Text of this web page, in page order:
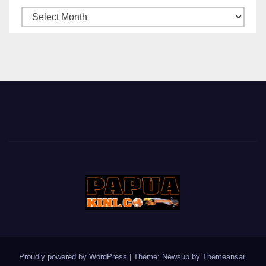
ARSIP
Proudly powered by WordPress Theme: Newsup by Themeansar.